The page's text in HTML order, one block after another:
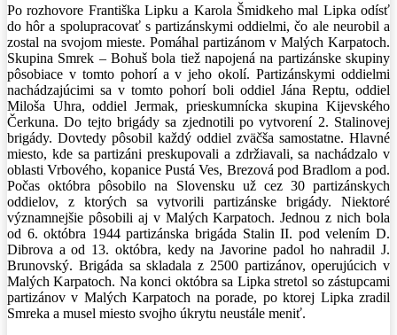
Po rozhovore Františka Lipku a Karola Šmidkeho mal Lipka odísť
do hôr a spolupracovať s partizánskymi oddielmi, čo ale neurobil a
zostal na svojom mieste. Pomáhal partizánom v Malých Karpatoch.
Skupina Smrek – Bohuš bola tiež napojená na partizánske skupiny
pôsobiace v tomto pohorí a v jeho okolí. Partizánskymi oddielmi
nachádzajúcimi sa v tomto pohorí boli oddiel Jána Reptu, oddiel
Miloša Uhra, oddiel Jermak, prieskumnícka skupina Kijevského
Čerkuna. Do tejto brigády sa zjednotili po vytvorení 2. Stalinovej
brigády. Dovtedy pôsobil každý oddiel zväčša samostatne. Hlavné
miesto, kde sa partizáni preskupovali a zdržiavali, sa nachádzalo v
oblasti Vrbového, kopanice Pustá Ves, Brezová pod Bradlom a pod.
Počas októbra pôsobilo na Slovensku už cez 30 partizánskych
oddielov, z ktorých sa vytvorili partizánske brigády. Niektoré
významnejšie pôsobili aj v Malých Karpatoch. Jednou z nich bola
od 6. októbra 1944 partizánska brigáda Stalin II. pod velením D.
Dibrova a od 13. októbra, kedy na Javorine padol ho nahradil J.
Brunovský. Brigáda sa skladala z 2500 partizánov, operujúcich v
Malých Karpatoch. Na konci októbra sa Lipka stretol so zástupcami
partizánov v Malých Karpatoch na porade, po ktorej Lipka zradil
Smreka a musel miesto svojho úkrytu neustále meniť.